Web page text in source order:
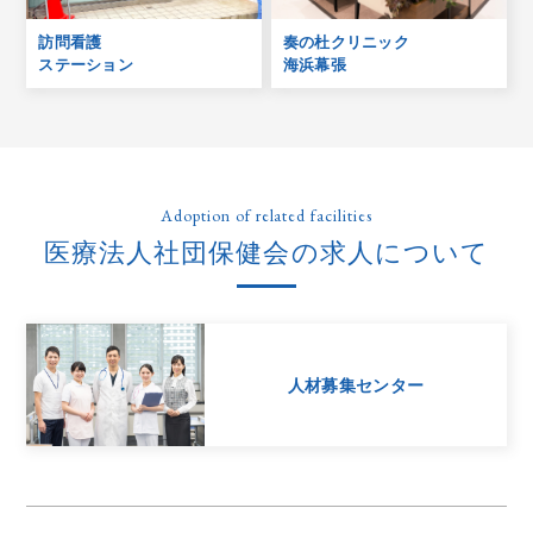
訪問看護
ステーション
奏の杜クリニック
海浜幕張
Adoption of related facilities
医療法人社団保健会の求人について
人材募集センター